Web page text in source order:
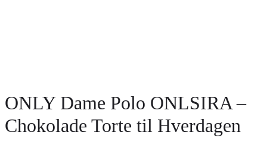
ONLY Dame Polo ONLSIRA –
Chokolade Torte til Hverdagen